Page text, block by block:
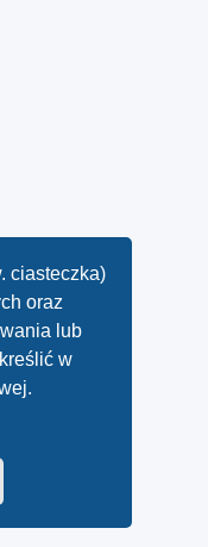
ciasteczka)
oraz
lub
w